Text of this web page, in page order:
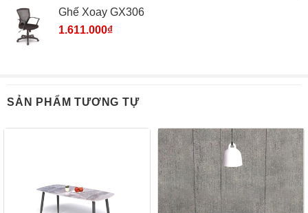
Ghế Xoay GX306
1.611.000₫
SẢN PHẨM TƯƠNG TỰ